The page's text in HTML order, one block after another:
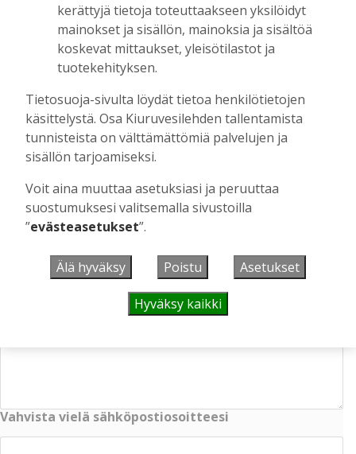
Jaana Selander 13.5.202212:39
KEIKKA ,KULTTUURI
Rohkeasti tapahtumajärjestäjäksi
– Aurora esiintyy Kiuruvedellä
Tilaajille
28.7.202109:55
VIIKON KYSYMYS
Sienestätkö?
Kyllä
Perustele vastaustasi tähän:
Vahvista vielä sähköpostiosoitteesi
kerättyjä tietoja toteuttaakseen yksilöidyt
mainokset ja sisällön, mainoksia ja sisältöä
koskevat mittaukset, yleisötilastot ja
tuotekehityksen.
Tietosuoja-sivulta löydät tietoa henkilötietojen
käsittelystä. Osa Kiuruvesilehden tallentamista
tunnisteista on välttämättömiä palvelujen ja
sisällön tarjoamiseksi.
Voit aina muuttaa asetuksiasi ja peruuttaa
suostumuksesi valitsemalla sivustoilla
”evästeasetukset”.
Älä hyväksy Poistu Asetukset
Hyväksy kaikki